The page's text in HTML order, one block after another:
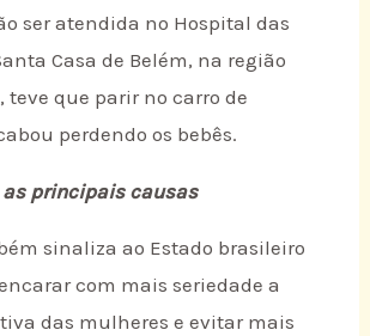
ser atendida no Hospital das
Casa de Belém, na região
teve que parir no carro de
perdendo os bebês.
as principais causas
sinaliza ao Estado brasileiro
com mais seriedade a
das mulheres e evitar mais